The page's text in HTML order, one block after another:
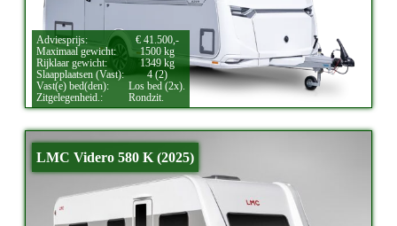
Adviesprijs:
€ 41.500,-
Maximaal gewicht:
1500 kg
Rijklaar gewicht:
1349 kg
Slaapplaatsen (Vast):
4 (2)
Vast(e) bed(den):
Los bed (2x).
Zitgelegenheid.:
Rondzit.
LMC Videro 580 K (2025)